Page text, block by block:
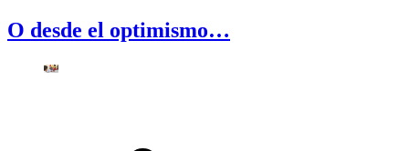
O desde el optimismo…